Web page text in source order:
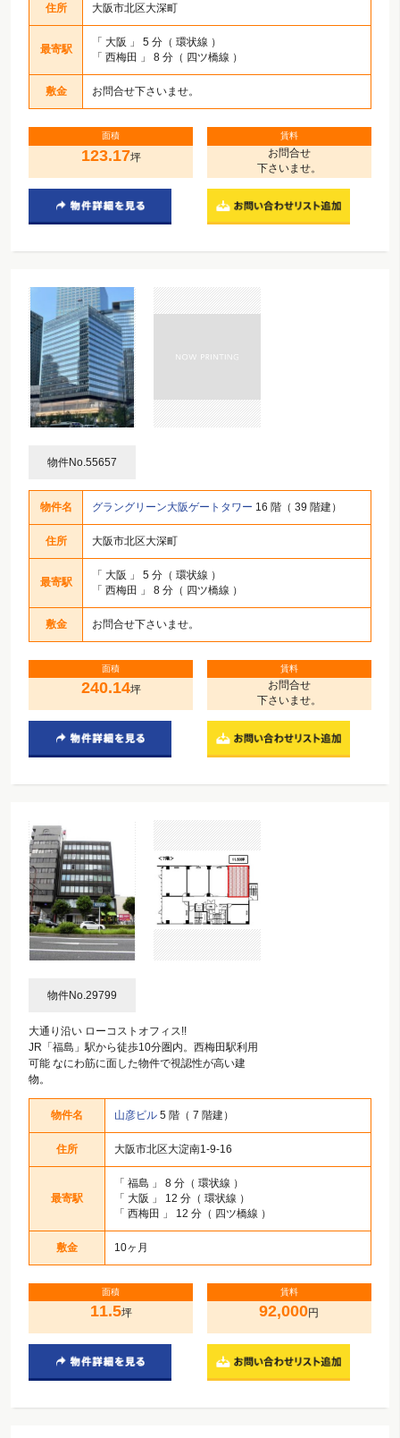
住所 大阪市北区大深町
最寄駅
「 大阪
」 5 分（ 環状線 ）
「 西梅田 」 8 分（ 四ツ橋線 ）
敷金 お問合せ下さいませ。
面積
123.17坪
賃料
お問合せ
下さいませ。
物件No.55657
物件名 グラングリーン大阪ゲートタワー 16 階（ 39 階建）
住所 大阪市北区大深町
最寄駅
「 大阪
」 5 分（ 環状線 ）
「 西梅田 」 8 分（ 四ツ橋線 ）
敷金 お問合せ下さいませ。
面積
240.14坪
賃料
お問合せ
下さいませ。
物件No.29799
大通り沿い ローコストオフィス!!
JR「福島」駅から徒歩10分圏内。西梅田駅利用
可能 なにわ筋に面した物件で視認性が高い建
物。
物件名 山彦ビル 5 階（ 7 階建）
住所 大阪市北区大淀南1-9-16
最寄駅
「 福島 」 8 分（ 環状線 ）
「 大阪 」 12 分（ 環状線 ）
「 西梅田 」 12 分（ 四ツ橋線 ）
敷金 10ヶ月
面積
11.5坪
賃料
92,000円